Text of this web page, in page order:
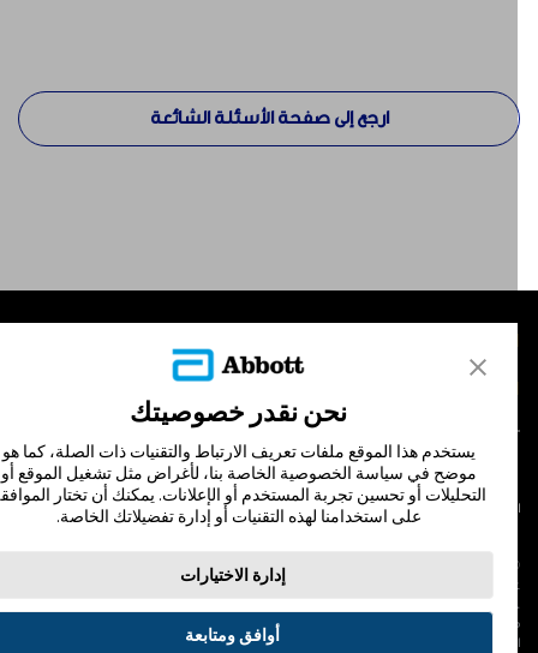
ارجع إلى صفحة الأسئلة الشائعة
والأحكام سياسة الخصوصية
المجس، فري ستايل، وليبري، والعلامات التجارية ذات الصلة هي علامات لشركة أبوت
لا يجوز استخدام أي علامة تجارية أو الاسم التجاري أو المظهر التجاري لأبوت في هذا الموقع
دون الحصول على إذن كتابي مسبق من أبوت، إلا لتحديد منتج أو خدمات الشركة. هذا
والمعلومات التي تحتويه مقصودة لسكان دولة جمهورية مصر العربية فقط. إن
نحن نقدر خصوصيتك
يستخدم هذا الموقع ملفات تعريف الارتباط والتقنيات ذات الصلة، كما هو
موضح في سياسة الخصوصية الخاصة بنا، لأغراض مثل تشغيل الموقع أو
التحليلات أو تحسين تجربة المستخدم أو الإعلانات. يمكنك أن تختار الموافقة
على استخدامنا لهذه التقنيات أو إدارة تفضيلاتك الخاصة.
إدارة الاختيارات
أوافق ومتابعة